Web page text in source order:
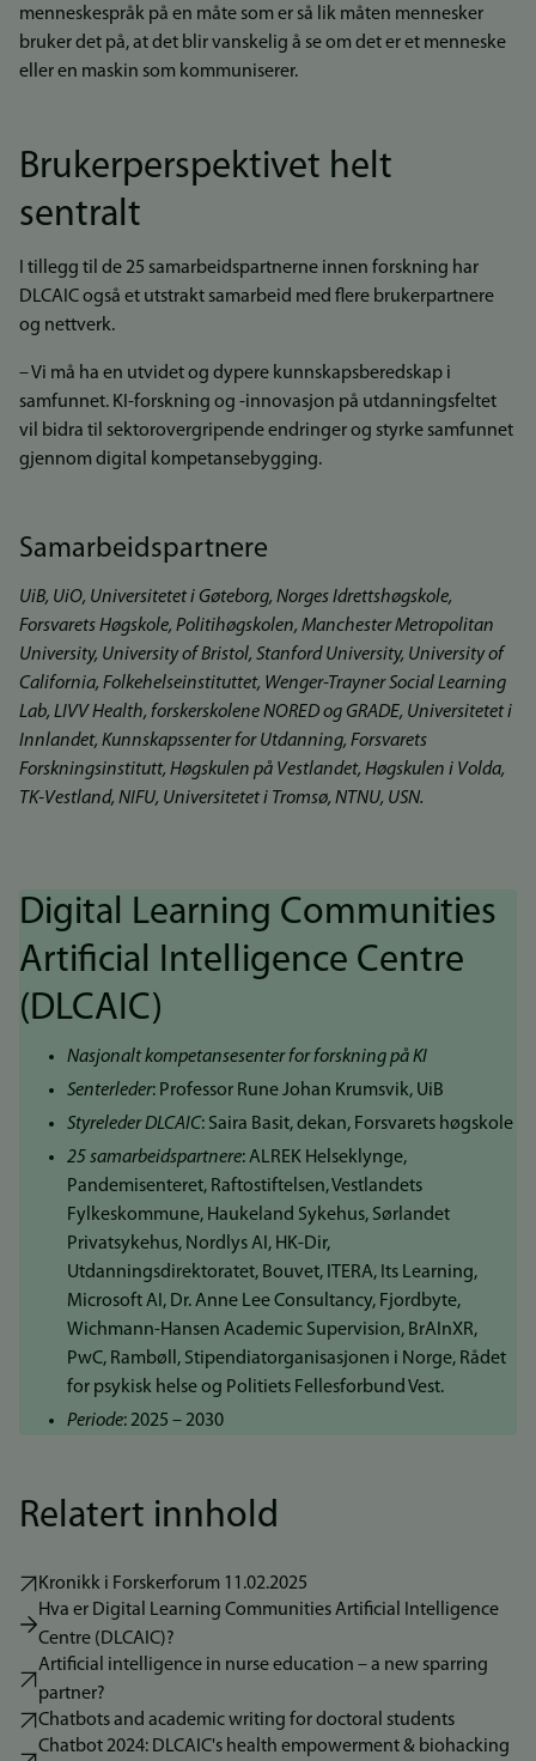
menneskespråk på en måte som er så lik måten mennesker
bruker det på, at det blir vanskelig å se om det er et menneske
eller en maskin som kommuniserer.
Brukerperspektivet helt
sentralt
I tillegg til de 25 samarbeidspartnerne innen forskning har
DLCAIC også et utstrakt samarbeid med flere brukerpartnere
og nettverk.
– Vi må ha en utvidet og dypere kunnskapsberedskap i
samfunnet. KI-forskning og -innovasjon på utdanningsfeltet
vil bidra til sektorovergripende endringer og styrke samfunnet
gjennom digital kompetansebygging.
Samarbeidspartnere
UiB, UiO, Universitetet i Gøteborg, Norges Idrettshøgskole,
Forsvarets Høgskole, Politihøgskolen, Manchester Metropolitan
University, University of Bristol, Stanford University, University of
California, Folkehelseinstituttet, Wenger-Trayner Social Learning
Lab, LIVV Health, forskerskolene NORED og GRADE, Universitetet i
Innlandet, Kunnskapssenter for Utdanning, Forsvarets
Forskningsinstitutt, Høgskulen på Vestlandet, Høgskulen i Volda,
TK-Vestland, NIFU, Universitetet i Tromsø, NTNU, USN.
Digital Learning Communities
Artificial Intelligence Centre
(DLCAIC)
Nasjonalt kompetansesenter for forskning på KI
Senterleder: Professor Rune Johan Krumsvik, UiB
Styreleder DLCAIC: Saira Basit, dekan, Forsvarets høgskole
25 samarbeidspartnere: ALREK Helseklynge,
Pandemisenteret, Raftostiftelsen, Vestlandets
Fylkeskommune, Haukeland Sykehus, Sørlandet
Privatsykehus, Nordlys AI, HK-Dir,
Utdanningsdirektoratet, Bouvet, ITERA, Its Learning,
Microsoft AI, Dr. Anne Lee Consultancy, Fjordbyte,
Wichmann-Hansen Academic Supervision, BrAInXR,
PwC, Rambøll, Stipendiatorganisasjonen i Norge, Rådet
for psykisk helse og Politiets Fellesforbund Vest.
Periode: 2025 – 2030
Relatert innhold
Kronikk i Forskerforum 11.02.2025
Hva er Digital Learning Communities Artificial Intelligence
Centre (DLCAIC)?
Artificial intelligence in nurse education – a new sparring
partner?
Chatbots and academic writing for doctoral students
Chatbot 2024: DLCAIC's health empowerment & biohacking